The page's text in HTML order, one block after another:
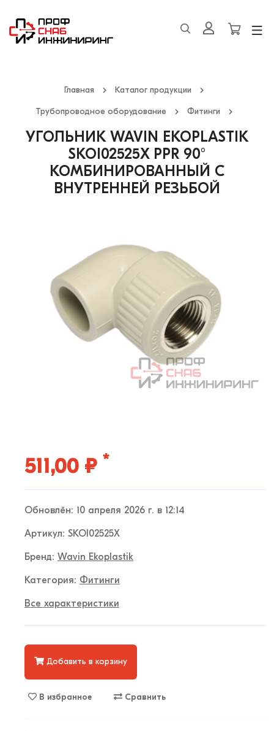
Главная Каталог продукции
Трубопроводное оборудование Фитинги
УГОЛЬНИК WAVIN EKOPLASTIK
SKOI02525X PPR 90°
КОМБИНИРОВАННЫЙ С
ВНУТРЕННЕЙ РЕЗЬБОЙ
511,00 ₽ *
Обновлён: 10 апреля 2026 г. в 12:14
Артикул: SKOI02525X
Бренд: Wavin Ekoplastik
Категория: Фитинги
Все характеристики
Добавить в корзину
В избранное Сравнить